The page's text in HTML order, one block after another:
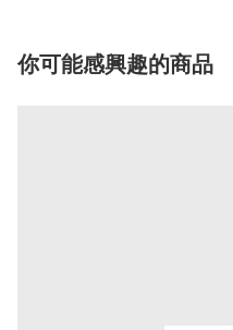
你可能感興趣的商品